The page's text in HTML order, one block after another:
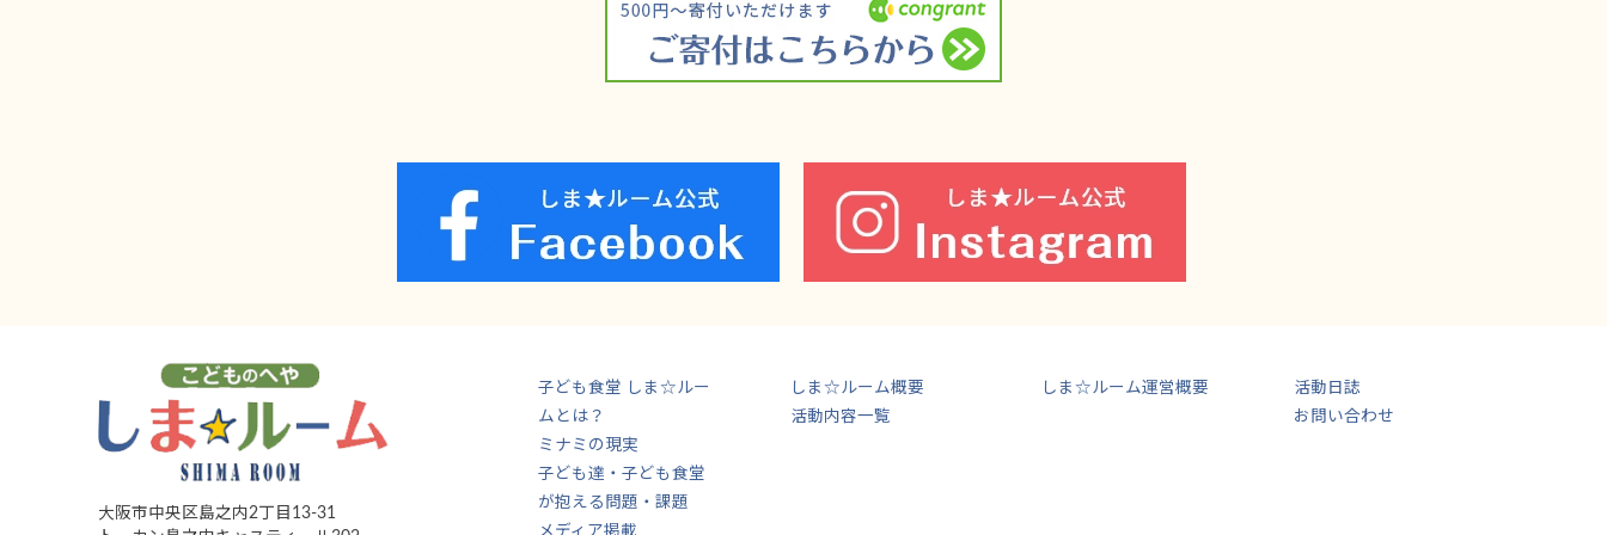
大阪市中央区島之内2丁目13-31
子ども食堂 しま☆ルー
ムとは？
ミナミの現実
子ども達・子ども食堂
が抱える問題・課題
メディア掲載
しま☆ルーム概要
活動内容一覧
しま☆ルーム運営概要
活動日誌
お問い合わせ